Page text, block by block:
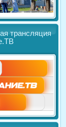
трансляция